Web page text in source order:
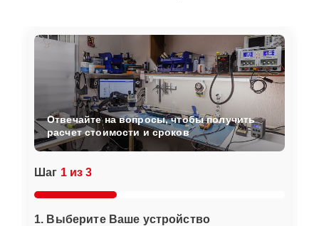
Шаг 1 из 3
1. Выберите Ваше устройство
Отвечайте на вопросы, чтобы получить
расчет стоимости и сроков